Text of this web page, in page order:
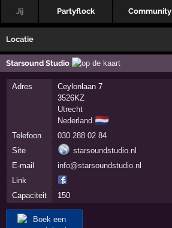
Jij Partyflock Community
Locatie
Starsound Studio
Adres
Ceylonlaan 7
3526KZ
Utrecht
Nederland 🇳🇱
Telefoon
030 288 02 84
Site
starsoundstudio.nl
E-mail
info@starsoundstudio.nl
Link
Capaciteit
150